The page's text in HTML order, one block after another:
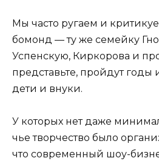
Мы часто ругаем и
бомонд — ту же семейку
Успенскую, Киркорова и
представьте, пройдут годы
дети и внуки.
У которых нет даже
чье творчество было
что современный шоу-